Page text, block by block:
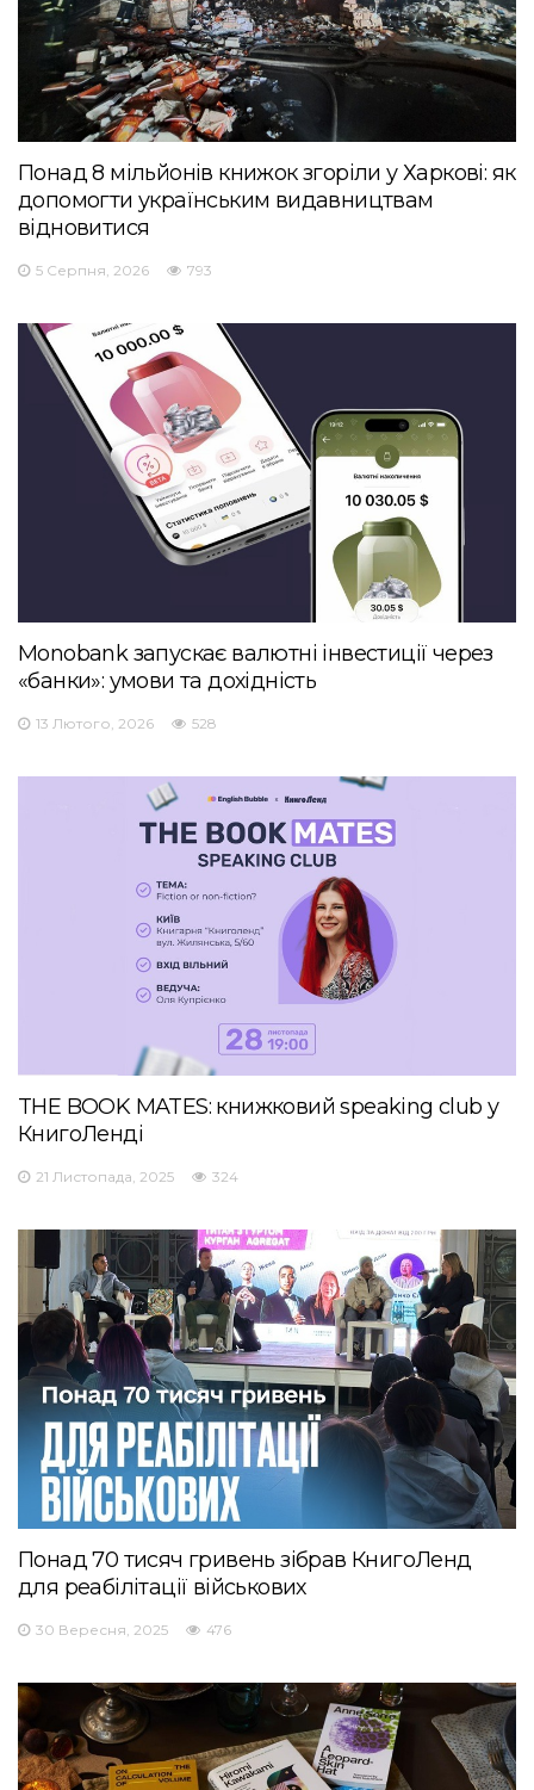
Понад 8 мільйонів книжок згоріли у Харкові: як
допомогти українським видавництвам
відновитися
5 Серпня, 2026 793
Monobank запускає валютні інвестиції через
«банки»: умови та дохідність
13 Лютого, 2026 528
THE BOOK MATES: книжковий speaking club у
КнигоЛенді
21 Листопада, 2025 324
Понад 70 тисяч гривень зібрав КнигоЛенд
для реабілітації військових
30 Вересня, 2025 476